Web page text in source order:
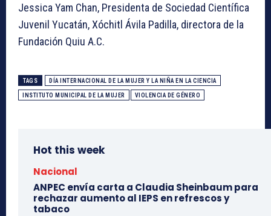
Jessica Yam Chan, Presidenta de Sociedad Científica
Juvenil Yucatán, Xóchitl Ávila Padilla, directora de la
Fundación Quiu A.C.
TAGS DÍA INTERNACIONAL DE LA MUJER Y LA NIÑA EN LA CIENCIA
INSTITUTO MUNICIPAL DE LA MUJER VIOLENCIA DE GÉNERO
Hot this week
Nacional
ANPEC envía carta a Claudia Sheinbaum para
rechazar aumento al IEPS en refrescos y
tabaco